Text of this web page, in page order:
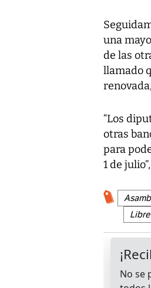
una
de las
llamado
“Los
otras
para
1 de